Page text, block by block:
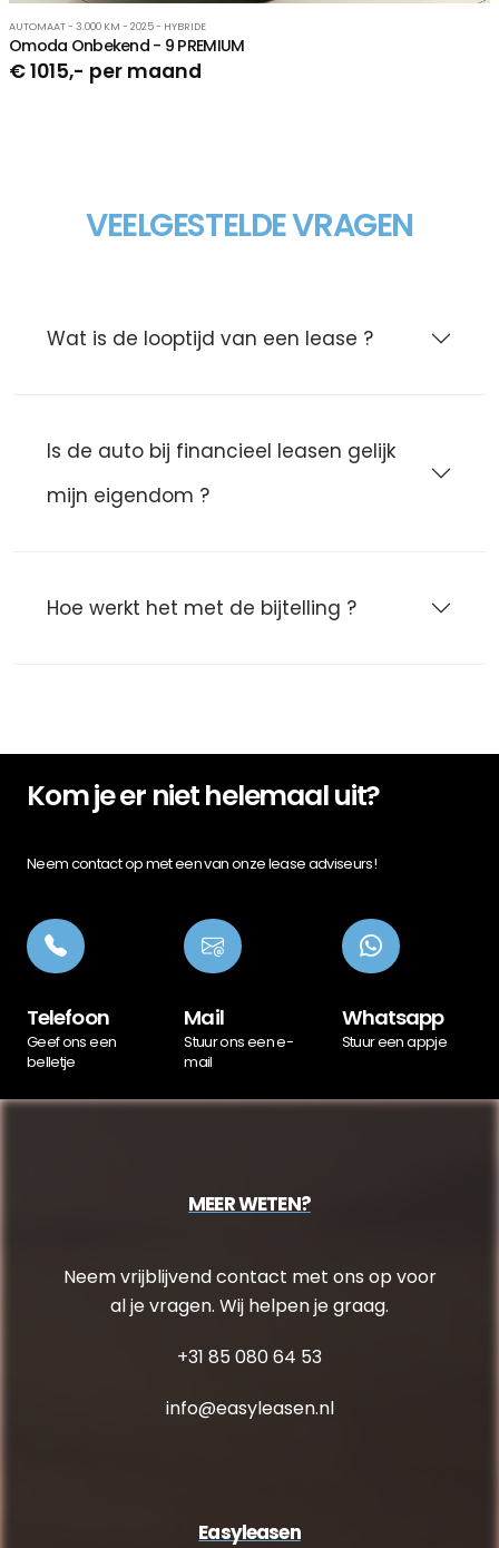
AUTOMAAT - 3.000 KM - 2025 - HYBRIDE
Omoda Onbekend - 9 PREMIUM
€ 1015,- per maand
VEELGESTELDE VRAGEN
Wat is de looptijd van een lease ?
Is de auto bij financieel leasen gelijk
mijn eigendom ?
Hoe werkt het met de bijtelling ?
Kom je er niet helemaal uit?
Neem contact op met een van onze lease adviseurs!
Telefoon
Geef ons een
belletje
Mail
Stuur ons een e-
mail
Whatsapp
Stuur een appje
MEER WETEN?
Neem vrijblijvend contact met ons op voor
al je vragen. Wij helpen je graag.
+31 85 080 64 53
info@easyleasen.nl
Easyleasen